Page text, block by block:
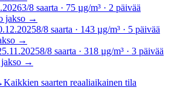
3/8 saarta · 75 µg/m³ · 2 päivää
jakso →
8/8 saarta · 143 µg/m³ · 5 päivää
→
8/8 saarta · 318 µg/m³ · 3 päivää
→
Kaikkien saarten reaaliaikainen tila